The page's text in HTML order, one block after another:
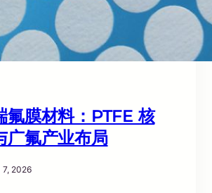
氟膜材料：PTFE 核
广氟产业布局
7, 2026